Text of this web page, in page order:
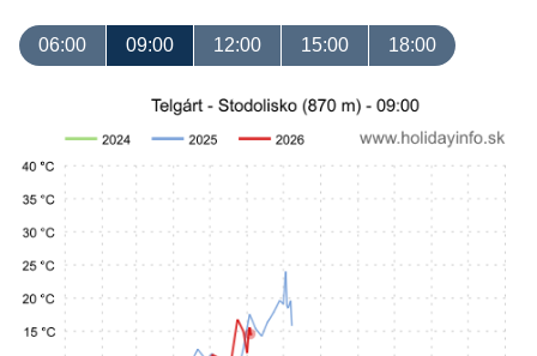
06:00 09:00 12:00 15:00 18:00